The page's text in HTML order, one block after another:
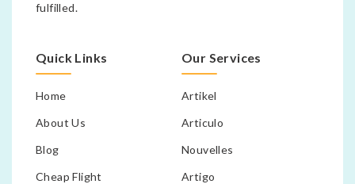
fulfilled.
Quick Links
Home
About Us
Blog
Cheap Flight
Our Services
Artikel
Articulo
Nouvelles
Artigo